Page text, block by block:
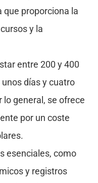
que proporciona la
y la
entre 200 y 400
días y cuatro
general, se ofrece
por un coste
esenciales, como
y registros